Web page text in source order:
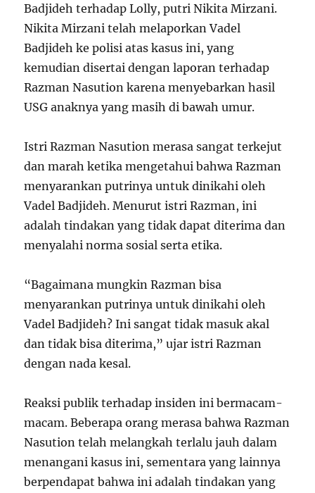
Badjideh terhadap Lolly, putri Nikita Mirzani.
Nikita Mirzani telah melaporkan Vadel
Badjideh ke polisi atas kasus ini, yang
kemudian disertai dengan laporan terhadap
Razman Nasution karena menyebarkan hasil
USG anaknya yang masih di bawah umur.
Istri Razman Nasution merasa sangat terkejut
dan marah ketika mengetahui bahwa Razman
menyarankan putrinya untuk dinikahi oleh
Vadel Badjideh. Menurut istri Razman, ini
adalah tindakan yang tidak dapat diterima dan
menyalahi norma sosial serta etika.
“Bagaimana mungkin Razman bisa
menyarankan putrinya untuk dinikahi oleh
Vadel Badjideh? Ini sangat tidak masuk akal
dan tidak bisa diterima,” ujar istri Razman
dengan nada kesal.
Reaksi publik terhadap insiden ini bermacam-
macam. Beberapa orang merasa bahwa Razman
Nasution telah melangkah terlalu jauh dalam
menangani kasus ini, sementara yang lainnya
berpendapat bahwa ini adalah tindakan yang